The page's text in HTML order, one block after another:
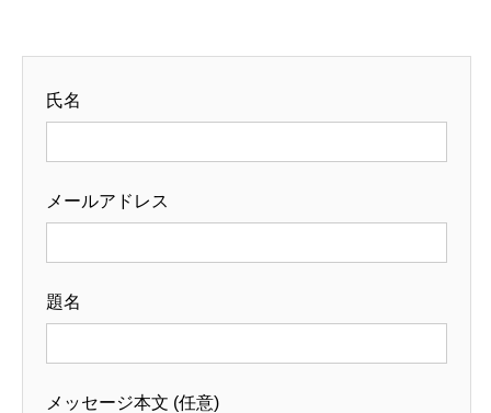
氏名
メールアドレス
題名
メッセージ本文 (任意)